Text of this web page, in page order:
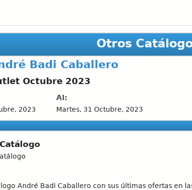
Otros
Badi Caballero
Octubre 2023
2023
Al:
Martes, 31 Octubre, 2023
André Badi Caballero con sus últimas ofertas en